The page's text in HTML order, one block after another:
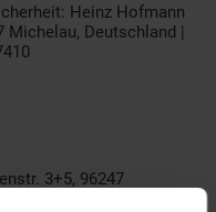
Heinz Hofmann
Michelau, Deutschland |
3+5, 96247